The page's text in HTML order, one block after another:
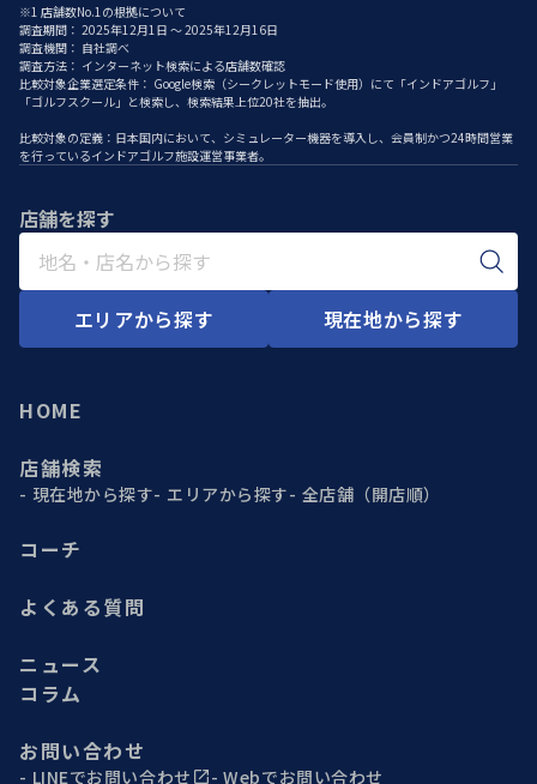
※1 店舗数No.1の根拠について
調査期間： 2025年12月1日 ～ 2025年12月16日
調査機関： 自社調べ
調査方法： インターネット検索による店舗数確認
比較対象企業選定条件： Google検索（シークレットモード使用）にて「インドアゴルフ」
「ゴルフスクール」と検索し、検索結果上位20社を抽出。
比較対象の定義：日本国内において、シミュレーター機器を導入し、会員制かつ24時間営業
を行っているインドアゴルフ施設運営事業者。
店舗を探す
エリアから探す 現在地から探す
HOME
店舗検索
現在地から探す エリアから探す 全店舗（開店順）
コーチ
よくある質問
ニュース
コラム
お問い合わせ
LINEでお問い合わせ
Webでお問い合わせ